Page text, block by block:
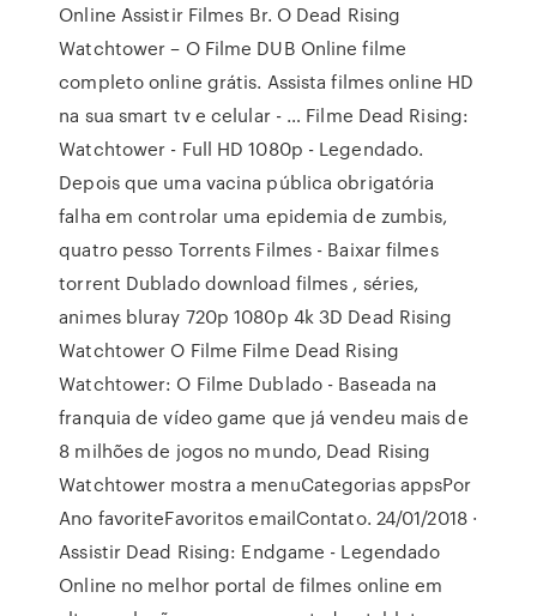
Online Assistir Filmes Br. O Dead Rising
Watchtower – O Filme DUB Online filme
completo online grátis. Assista filmes online HD
na sua smart tv e celular - … Filme Dead Rising:
Watchtower - Full HD 1080p - Legendado.
Depois que uma vacina pública obrigatória
falha em controlar uma epidemia de zumbis,
quatro pesso Torrents Filmes - Baixar filmes
torrent Dublado download filmes , séries,
animes bluray 720p 1080p 4k 3D Dead Rising
Watchtower O Filme Filme Dead Rising
Watchtower: O Filme Dublado - Baseada na
franquia de vídeo game que já vendeu mais de
8 milhões de jogos no mundo, Dead Rising
Watchtower mostra a menuCategorias appsPor
Ano favoriteFavoritos emailContato. 24/01/2018 ·
Assistir Dead Rising: Endgame - Legendado
Online no melhor portal de filmes online em